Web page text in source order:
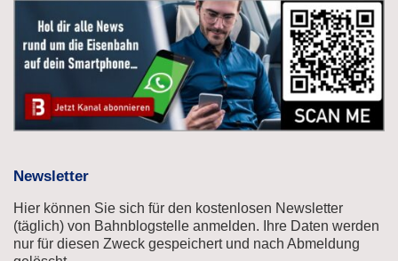
Newsletter
Hier können Sie sich für den kostenlosen Newsletter
(täglich) von Bahnblogstelle anmelden. Ihre Daten werden
nur für diesen Zweck gespeichert und nach Abmeldung